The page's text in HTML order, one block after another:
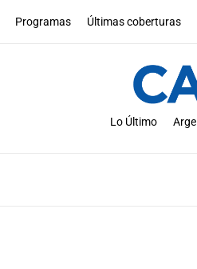
Programas Últimas coberturas
Lo Último